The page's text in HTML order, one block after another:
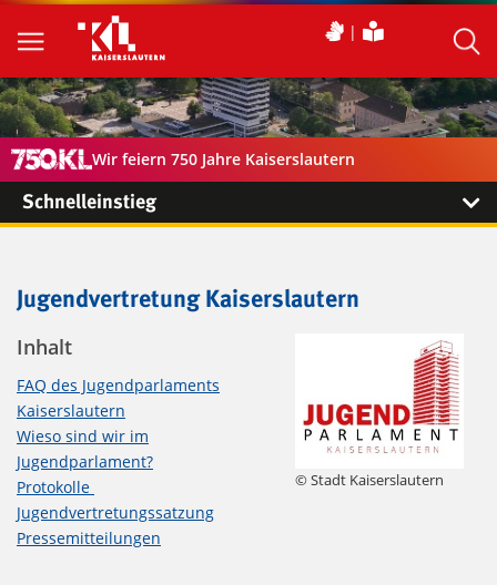
Wir feiern 750 Jahre Kaiserslautern
Schnelleinstieg
Jugendvertretung Kaiserslautern
© Stadt Kaiserslautern
Inhalt
FAQ des Jugendparlaments
Kaiserslautern
Wieso sind wir im
Jugendparlament?
Protokolle
Jugendvertretungssatzung
Pressemitteilungen